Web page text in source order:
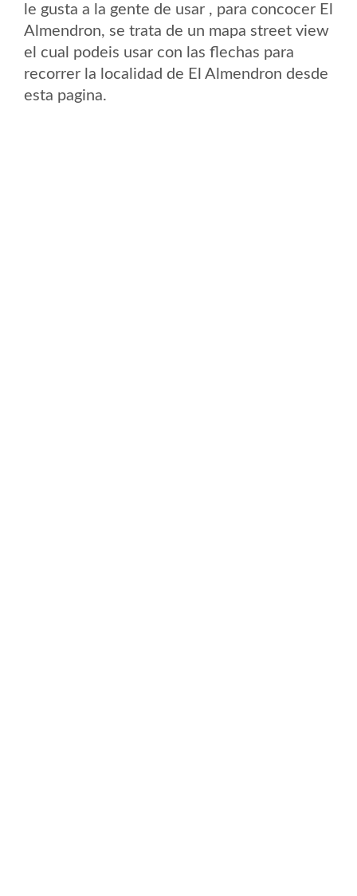
le gusta a la gente de usar , para concocer El
Almendron, se trata de un mapa street view
el cual podeis usar con las flechas para
recorrer la localidad de El Almendron desde
esta pagina.